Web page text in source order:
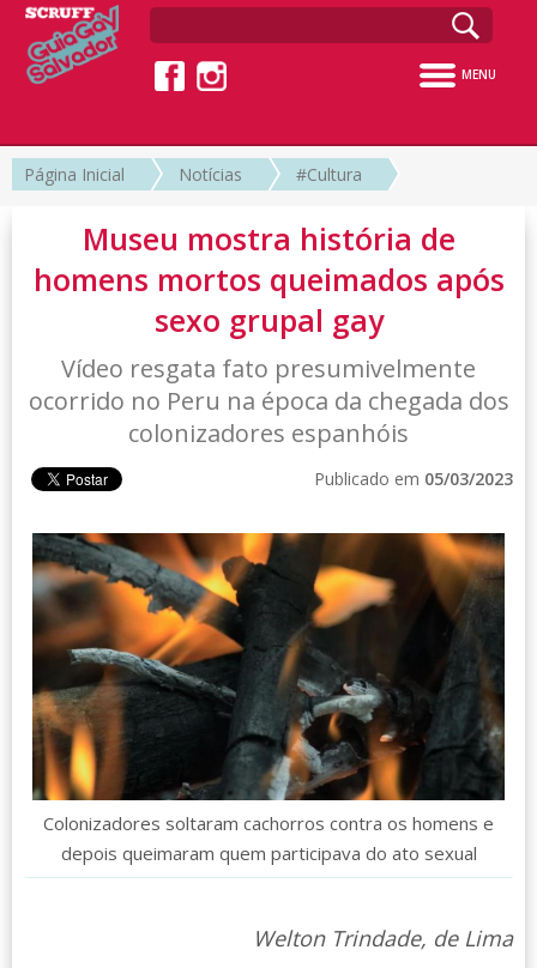
MENU
Página Inicial Notícias #Cultura
Museu mostra história de
homens mortos queimados após
sexo grupal gay
Vídeo resgata fato presumivelmente
ocorrido no Peru na época da chegada dos
colonizadores espanhóis
Publicado em 05/03/2023
Colonizadores soltaram cachorros contra os homens e
depois queimaram quem participava do ato sexual
Welton Trindade, de Lima